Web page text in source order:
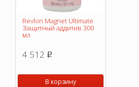
Revlon Magnet Ultimate
Защитный аддитив 300
мл
4 512 p
В корзину